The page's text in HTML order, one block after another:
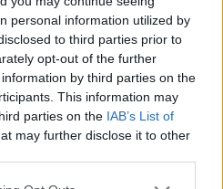
personal information utilized by
to third parties prior to
opt-out of the further
by third parties on the
This information may
parties on the IAB’s List of
may further disclose it to other
(VIDEO)
prapaskenat e luftës
Jorge Messit me problemet
Leo shqyrtoi
nga Botërori
rajonal rikthen
në fokus, sulmet e